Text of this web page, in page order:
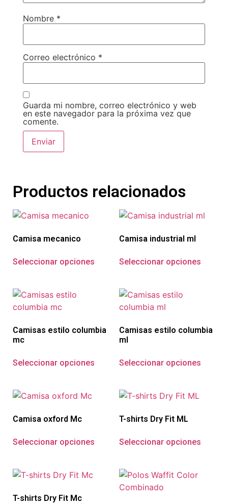
Nombre *
Correo electrónico *
Guarda mi nombre, correo electrónico y web
en este navegador para la próxima vez que
comente.
Productos relacionados
Camisa mecanico
Seleccionar opciones
Camisa industrial ml
Seleccionar opciones
Camisas estilo columbia
mc
Seleccionar opciones
Camisas estilo columbia
ml
Seleccionar opciones
Camisa oxford Mc
Seleccionar opciones
T-shirts Dry Fit ML
Seleccionar opciones
T-shirts Dry Fit Mc